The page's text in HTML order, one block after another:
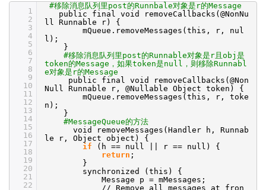
1
2
3
4
5
6
7
8
9
10
11
12
13
14
15
16
17
18
19
20
21
22
#移除消息队列里post的Runnbale对象是r的Message
public final void removeCallbacks(@NonNu
ll Runnable r) {
mQueue.removeMessages(this, r, nul
l);
}
#移除消息队列里post的Runnable对象是r且obj是
token的Message，如果token是null，则移除Runnabl
e对象是r的Message
public final void removeCallbacks(@Non
Null Runnable r, @Nullable Object token) {
mQueue.removeMessages(this, r, toke
n);
}
#MessageQueue的方法
void removeMessages(Handler h, Runnab
le r, Object object) {
if
(h == null || r == null) {
return ;
}
synchronized (this) {
Message p = mMessages;
//
Remove all messages at fron